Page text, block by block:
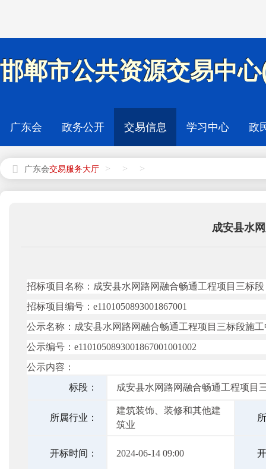
邯郸市公共资源交易中
广东会 政务公开 交易信息 学习中心 政
广东会 > > >
成安县水
招标项目名称：成安县水网路网融合畅通工程项目三标段
招标项目编号： e1101050893001867001
公示名称：成安县水网路网融合畅通工程项目三标段施
公示编号： e1101050893001867001001002
公示内容：
标段：
成安县水网路网融合畅通工程项目
所属行业：
建筑装饰、装修和其他建
筑业
开标时间： 2024-06-14 09:00